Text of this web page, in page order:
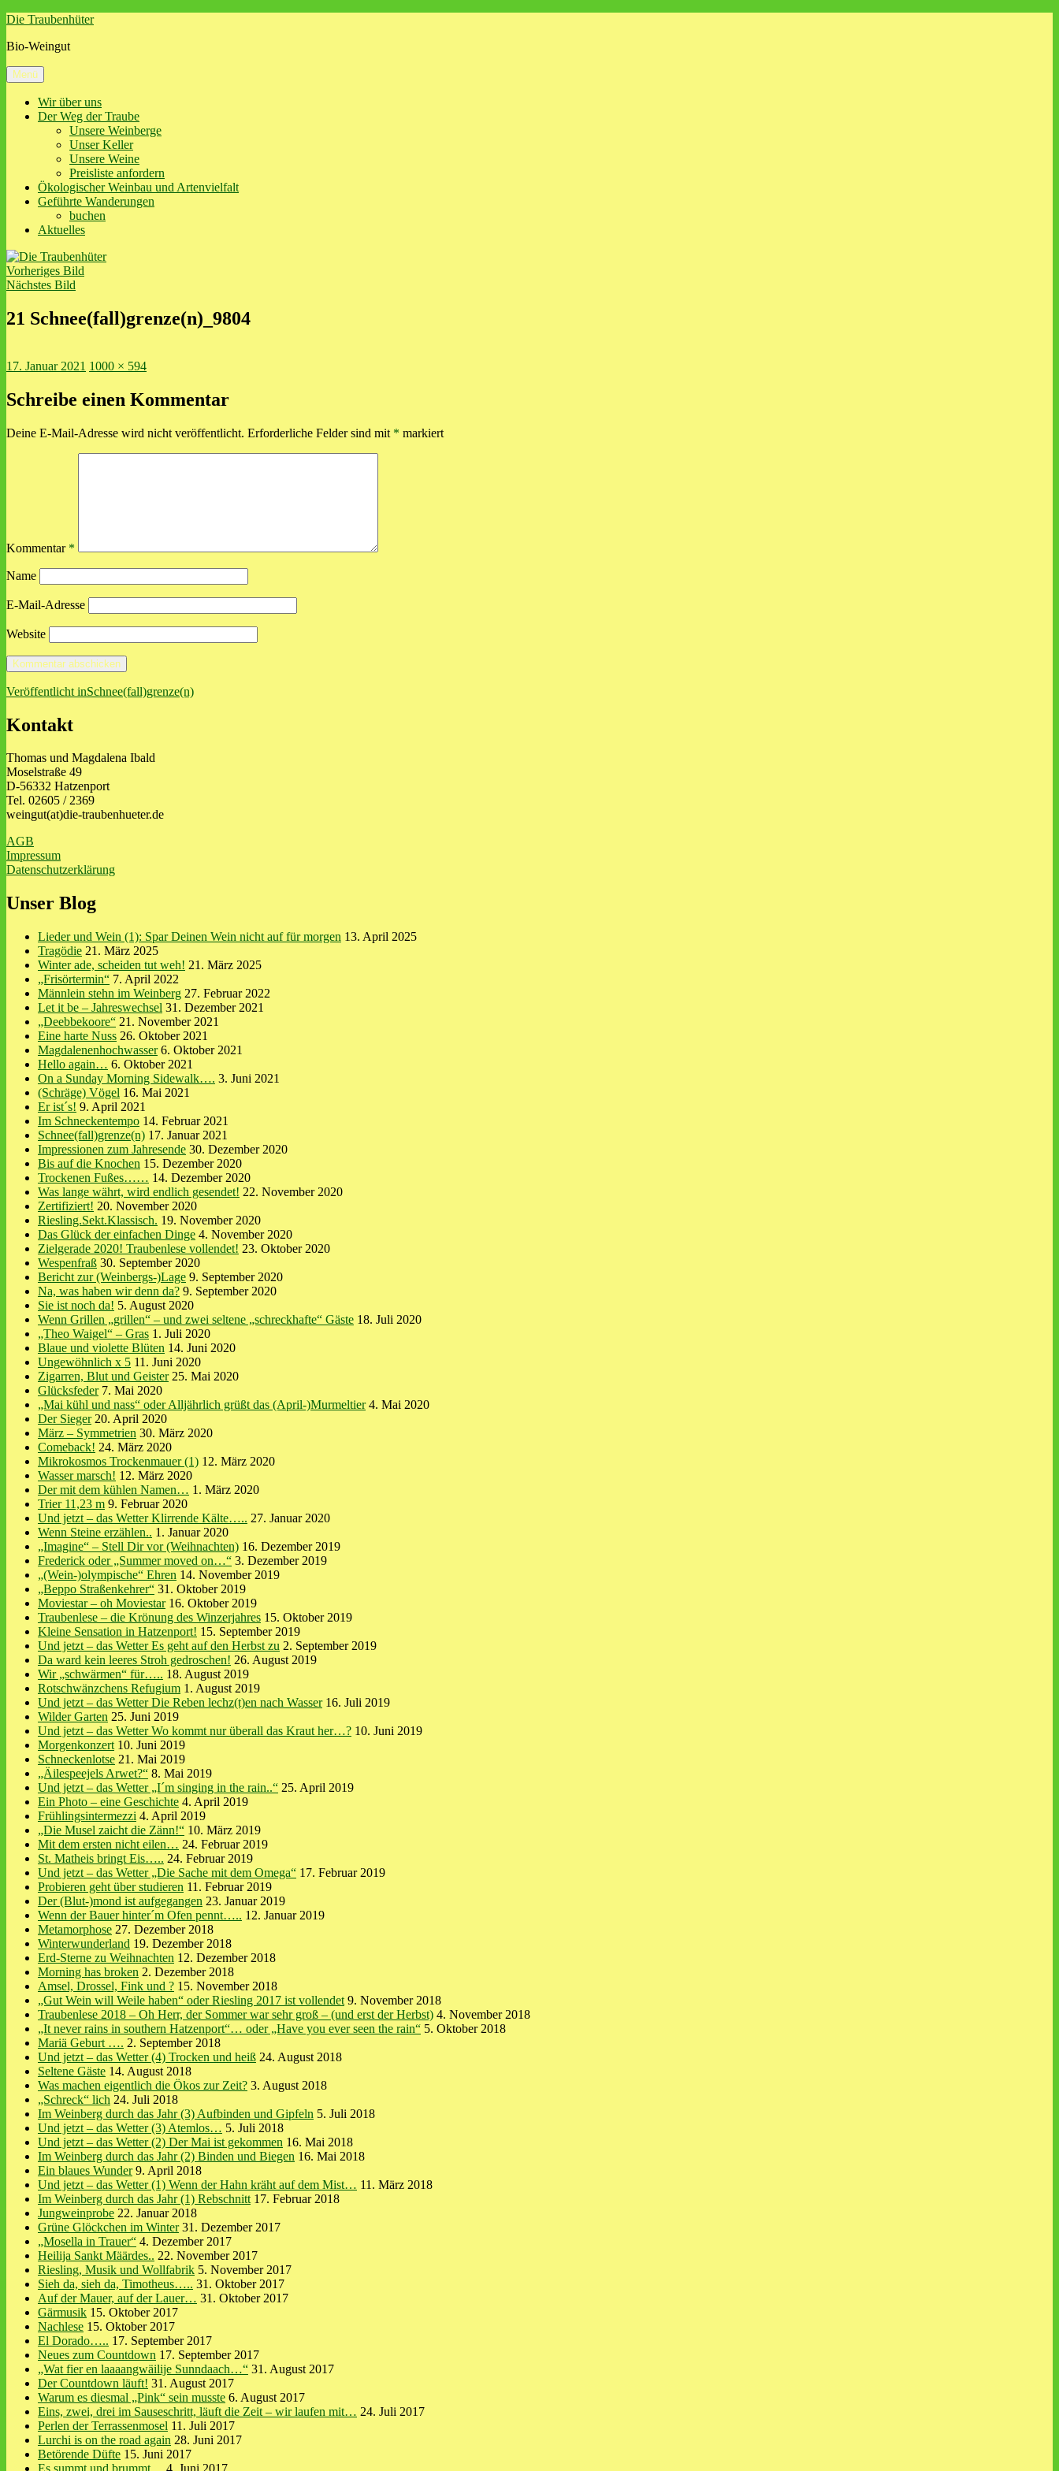
Zum
springen
Die Traubenhüter
Bio-Weingut
Menü
Wir über uns
Der Weg der Traube
Unsere Weinberge
Unser Keller
Unsere Weine
Preisliste anfordern
Ökologischer Weinbau und Artenvielfalt
Geführte Wanderungen
buchen
Aktuelles
Vorheriges Bild
Nächstes Bild
21 Schnee(fall)grenze(n)_9804
Veröffentlicht
17. Januar 2021 Volle
1000 × 594
Schreibe einen Kommentar
Deine E-Mail-Adresse wird nicht veröffentlicht. Erforderliche Felder sind mit * markiert
Kommentar *
Name
E-Mail-Adresse
Website
Beitragsnavigation
Veröffentlicht inSchnee(fall)grenze(n)
Kontakt
Thomas und Magdalena Ibald
Moselstraße 49
D-56332 Hatzenport
Tel. 02605 / 2369
weingut(at)die-traubenhueter.de
AGB
Impressum
Datenschutzerklärung
Unser Blog
Lieder und Wein (1): Spar Deinen Wein nicht auf für morgen 13. April 2025
Tragödie 21. März 2025
Winter ade, scheiden tut weh! 21. März 2025
„Frisörtermin“ 7. April 2022
Männlein stehn im Weinberg 27. Februar 2022
Let it be – Jahreswechsel 31. Dezember 2021
„Deebbekoore“ 21. November 2021
Eine harte Nuss 26. Oktober 2021
Magdalenenhochwasser 6. Oktober 2021
Hello again… 6. Oktober 2021
On a Sunday Morning Sidewalk…. 3. Juni 2021
(Schräge) Vögel 16. Mai 2021
Er ist´s! 9. April 2021
Im Schneckentempo 14. Februar 2021
Schnee(fall)grenze(n) 17. Januar 2021
Impressionen zum Jahresende 30. Dezember 2020
Bis auf die Knochen 15. Dezember 2020
Trockenen Fußes…… 14. Dezember 2020
Was lange währt, wird endlich gesendet! 22. November 2020
Zertifiziert! 20. November 2020
Riesling.Sekt.Klassisch. 19. November 2020
Das Glück der einfachen Dinge 4. November 2020
Zielgerade 2020! Traubenlese vollendet! 23. Oktober 2020
Wespenfraß 30. September 2020
Bericht zur (Weinbergs-)Lage 9. September 2020
Na, was haben wir denn da? 9. September 2020
Sie ist noch da! 5. August 2020
Wenn Grillen „grillen“ – und zwei seltene „schreckhafte“ Gäste 18. Juli 2020
„Theo Waigel“ – Gras 1. Juli 2020
Blaue und violette Blüten 14. Juni 2020
Ungewöhnlich x 5 11. Juni 2020
Zigarren, Blut und Geister 25. Mai 2020
Glücksfeder 7. Mai 2020
„Mai kühl und nass“ oder Alljährlich grüßt das (April-)Murmeltier 4. Mai 2020
Der Sieger 20. April 2020
März – Symmetrien 30. März 2020
Comeback! 24. März 2020
Mikrokosmos Trockenmauer (1) 12. März 2020
Wasser marsch! 12. März 2020
Der mit dem kühlen Namen… 1. März 2020
Trier 11,23 m 9. Februar 2020
Und jetzt – das Wetter Klirrende Kälte….. 27. Januar 2020
Wenn Steine erzählen.. 1. Januar 2020
„Imagine“ – Stell Dir vor (Weihnachten) 16. Dezember 2019
Frederick oder „Summer moved on…“ 3. Dezember 2019
„(Wein-)olympische“ Ehren 14. November 2019
„Beppo Straßenkehrer“ 31. Oktober 2019
Moviestar – oh Moviestar 16. Oktober 2019
Traubenlese – die Krönung des Winzerjahres 15. Oktober 2019
Kleine Sensation in Hatzenport! 15. September 2019
Und jetzt – das Wetter Es geht auf den Herbst zu 2. September 2019
Da ward kein leeres Stroh gedroschen! 26. August 2019
Wir „schwärmen“ für….. 18. August 2019
Rotschwänzchens Refugium 1. August 2019
Und jetzt – das Wetter Die Reben lechz(t)en nach Wasser 16. Juli 2019
Wilder Garten 25. Juni 2019
Und jetzt – das Wetter Wo kommt nur überall das Kraut her…? 10. Juni 2019
Morgenkonzert 10. Juni 2019
Schneckenlotse 21. Mai 2019
„Äilespeejels Arwet?“ 8. Mai 2019
Und jetzt – das Wetter „I´m singing in the rain..“ 25. April 2019
Ein Photo – eine Geschichte 4. April 2019
Frühlingsintermezzi 4. April 2019
„Die Musel zaicht die Zänn!“ 10. März 2019
Mit dem ersten nicht eilen… 24. Februar 2019
St. Matheis bringt Eis….. 24. Februar 2019
Und jetzt – das Wetter „Die Sache mit dem Omega“ 17. Februar 2019
Probieren geht über studieren 11. Februar 2019
Der (Blut-)mond ist aufgegangen 23. Januar 2019
Wenn der Bauer hinter´m Ofen pennt….. 12. Januar 2019
Metamorphose 27. Dezember 2018
Winterwunderland 19. Dezember 2018
Erd-Sterne zu Weihnachten 12. Dezember 2018
Morning has broken 2. Dezember 2018
Amsel, Drossel, Fink und ? 15. November 2018
„Gut Wein will Weile haben“ oder Riesling 2017 ist vollendet 9. November 2018
Traubenlese 2018 – Oh Herr, der Sommer war sehr groß – (und erst der Herbst) 4. November 2018
„It never rains in southern Hatzenport“… oder „Have you ever seen the rain“ 5. Oktober 2018
Mariä Geburt …. 2. September 2018
Und jetzt – das Wetter (4) Trocken und heiß 24. August 2018
Seltene Gäste 14. August 2018
Was machen eigentlich die Ökos zur Zeit? 3. August 2018
„Schreck“ lich 24. Juli 2018
Im Weinberg durch das Jahr (3) Aufbinden und Gipfeln 5. Juli 2018
Und jetzt – das Wetter (3) Atemlos… 5. Juli 2018
Und jetzt – das Wetter (2) Der Mai ist gekommen 16. Mai 2018
Im Weinberg durch das Jahr (2) Binden und Biegen 16. Mai 2018
Ein blaues Wunder 9. April 2018
Und jetzt – das Wetter (1) Wenn der Hahn kräht auf dem Mist… 11. März 2018
Im Weinberg durch das Jahr (1) Rebschnitt 17. Februar 2018
Jungweinprobe 22. Januar 2018
Grüne Glöckchen im Winter 31. Dezember 2017
„Mosella in Trauer“ 4. Dezember 2017
Heilija Sankt Määrdes.. 22. November 2017
Riesling, Musik und Wollfabrik 5. November 2017
Sieh da, sieh da, Timotheus….. 31. Oktober 2017
Auf der Mauer, auf der Lauer… 31. Oktober 2017
Gärmusik 15. Oktober 2017
Nachlese 15. Oktober 2017
El Dorado….. 17. September 2017
Neues zum Countdown 17. September 2017
„Wat fier en laaaangwäilije Sunndaach…“ 31. August 2017
Der Countdown läuft! 31. August 2017
Warum es diesmal „Pink“ sein musste 6. August 2017
Eins, zwei, drei im Sauseschritt, läuft die Zeit – wir laufen mit… 24. Juli 2017
Perlen der Terrassenmosel 11. Juli 2017
Lurchi is on the road again 28. Juni 2017
Betörende Düfte 15. Juni 2017